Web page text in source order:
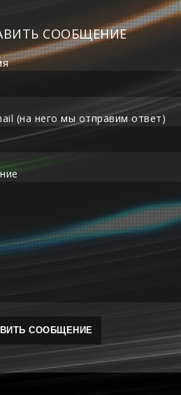
СООБЩЕНИЕ
(на него мы отправим ответ)